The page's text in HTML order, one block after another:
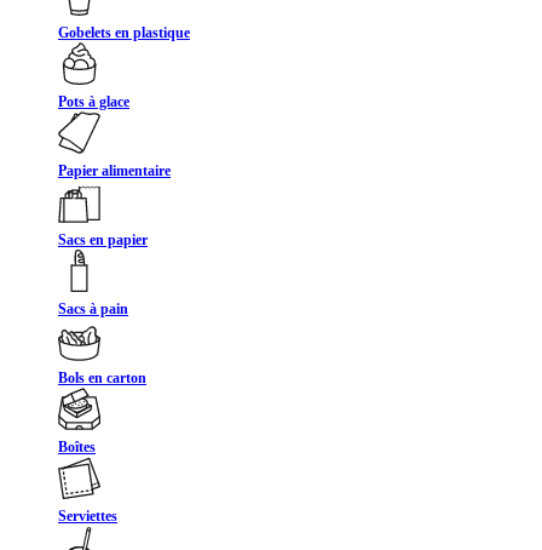
Gobelets en plastique
Pots à glace
Papier alimentaire
Sacs en papier
Sacs à pain
Bols en carton
Boîtes
Serviettes